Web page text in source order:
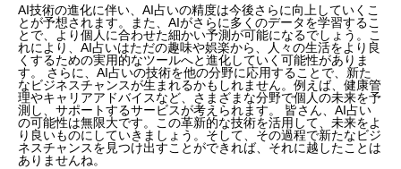
AI技術の進化に伴い、AI占いの精度は今後さらに向上していくこ
とが予想されます。また、AIがさらに多くのデータを学習するこ
とで、より個人に合わせた細かい予測が可能になるでしょう。こ
れにより、AI占いはただの趣味や娯楽から、人々の生活をより良
くするための実用的なツールへと進化していく可能性がありま
す。 さらに、AI占いの技術を他の分野に応用することで、新た
なビジネスチャンスが生まれるかもしれません。例えば、健康管
理やキャリアアドバイスなど、さまざまな分野で個人の未来を予
測し、サポートするサービスが考えられます。 皆さん、AI占い
の可能性は無限大です。この革新的な技術を活用して、未来をよ
り良いものにしていきましょう。そして、その過程で新たなビジ
ネスチャンスを見つけ出すことができれば、それに越したことは
ありませんね。